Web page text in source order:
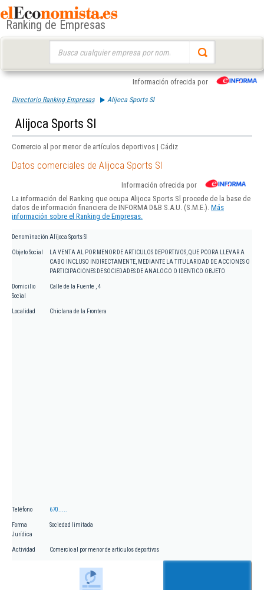
Ranking de Empresas
Información ofrecida por
Directorio Ranking Empresas Alijoca Sports Sl
Alijoca Sports Sl
Comercio al por menor de artículos deportivos | Cádiz
Datos comerciales de Alijoca Sports Sl
Información ofrecida por
La información del Ranking que ocupa Alijoca Sports Sl procede de la base de
datos de información financiera de INFORMA D&B S.A.U. (S.M.E.). Más
información sobre el Ranking de Empresas.
Denominación Alijoca Sports Sl
Objeto Social
LA VENTA AL POR MENOR DE ARTICULOS DEPORTIVOS, QUE PODRA LLEVAR A
CABO INCLUSO INDIRECTAMENTE, MEDIANTE LA TITULARIDAD DE ACCIONES O
PARTICIPACIONES DE SOCIEDADES DE ANALOGO O IDENTICO OBJETO
Domicilio
Social
Calle de la Fuente , 4
Localidad Chiclana de la Frontera
Teléfono 670.....
Forma
Jurídica
Sociedad limitada
Actividad Comercio al por menor de artículos deportivos